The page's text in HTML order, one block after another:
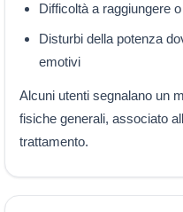
Difficoltà a raggiungere
Disturbi della potenza
emotivi
Alcuni utenti segnalano un
fisiche generali, associato
trattamento.